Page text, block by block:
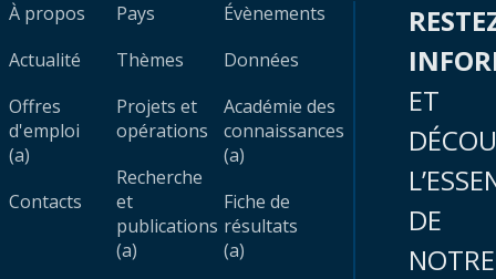
À propos
Actualité
Offres
d'emploi
(a)
Contacts
Pays
Thèmes
Projets et
opérations
Recherche
et
publications
(a)
Évènements
Données
Académie des
connaissances
(a)
Fiche de
résultats
(a)
ET
DE
NOTRE